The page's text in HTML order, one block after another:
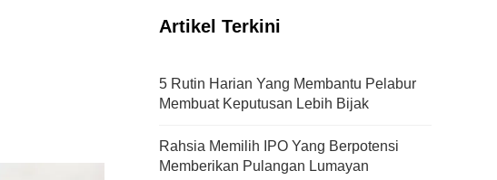
Artikel Terkini
5 Rutin Harian Yang Membantu Pelabur
Membuat Keputusan Lebih Bijak
Rahsia Memilih IPO Yang Berpotensi
Memberikan Pulangan Lumayan